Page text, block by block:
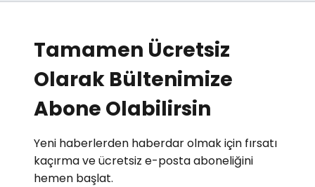
Tamamen Ücretsiz
Olarak Bültenimize
Abone Olabilirsin
Yeni haberlerden haberdar olmak için fırsatı
kaçırma ve ücretsiz e-posta aboneliğini
hemen başlat.